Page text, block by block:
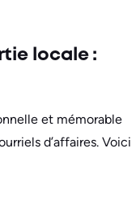
locale :
et mémorable
d’affaires. Voici